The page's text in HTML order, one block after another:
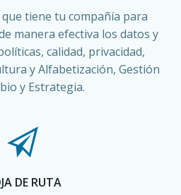
que tiene tu compañía para
manera efectiva los datos y
calidad, privacidad,
y Alfabetización, Gestión
y Estrategia.
DE RUTA